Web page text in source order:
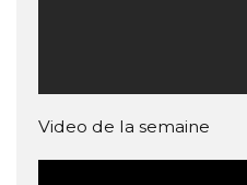
Video de la semaine